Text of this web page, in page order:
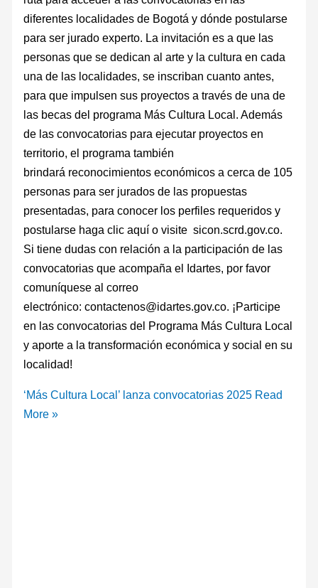
diferentes localidades de Bogotá y dónde postularse
para ser jurado experto. La invitación es a que las
personas que se dedican al arte y la cultura en cada
una de las localidades, se inscriban cuanto antes,
para que impulsen sus proyectos a través de una de
las becas del programa Más Cultura Local. Además
de las convocatorias para ejecutar proyectos en
territorio, el programa también
brindará reconocimientos económicos a cerca de 105
personas para ser jurados de las propuestas
presentadas, para conocer los perfiles requeridos y
postularse haga clic aquí o visite sicon.scrd.gov.co.
Si tiene dudas con relación a la participación de las
convocatorias que acompaña el Idartes, por favor
comuníquese al correo
electrónico: contactenos@idartes.gov.co. ¡Participe
en las convocatorias del Programa Más Cultura Local
y aporte a la transformación económica y social en su
localidad!
‘Más Cultura Local’ lanza convocatorias 2025 Read
More »